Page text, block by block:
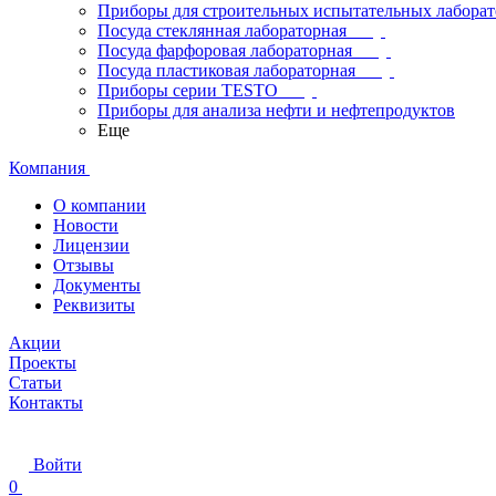
Приборы для строительных испытательных
Посуда стеклянная лабораторная
Посуда фарфоровая лабораторная
Посуда пластиковая лабораторная
Приборы серии TESTO
Приборы для анализа нефти и нефтепродуктов
Еще
Компания
О компании
Новости
Лицензии
Отзывы
Документы
Реквизиты
Акции
Проекты
Статьи
Контакты
Войти
0